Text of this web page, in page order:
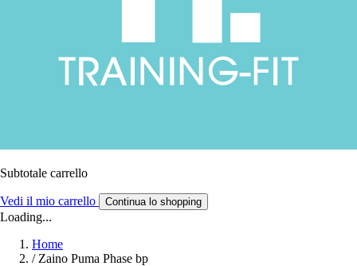
Subtotale carrello
Vedi il mio carrello Continua lo shopping
Loading...
Home
/ Zaino Puma Phase bp